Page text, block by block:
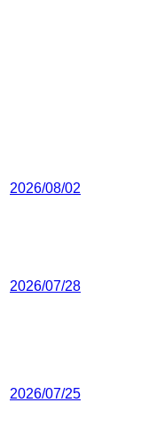
2026/08/02
2026/07/28
2026/07/25